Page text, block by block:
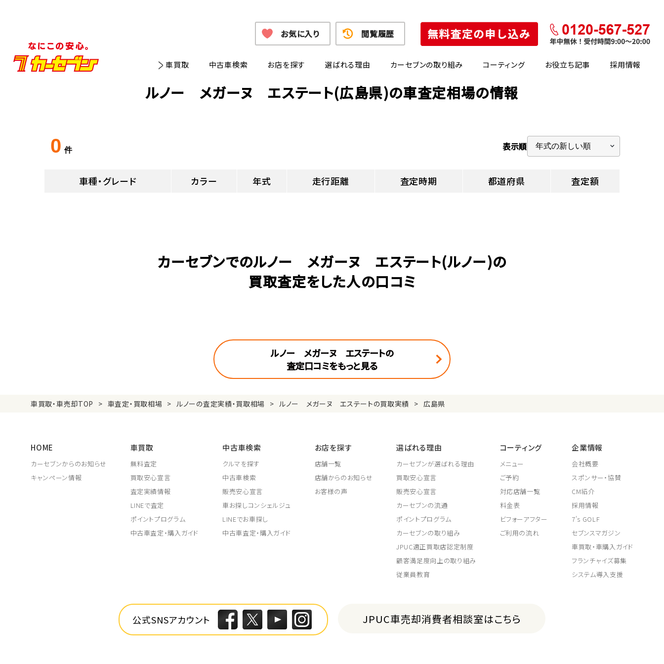
車買取 中古車検索 お店を探す 選ばれる理由 カーセブンの取り組み コーティング お役立ち記事 採用情報
お気に入り 閲覧履歴
ルノー メガーヌ エステート(広島県)の車査定相場の情報
0 件 表示順
車種・グレード カラー 年式 走行距離 査定時期 都道府県 査定額
カーセブンでのルノー メガーヌ エステート(ルノー)の
買取査定をした人の口コミ
ルノー メガーヌ エステートの
査定口コミをもっと見る
車買取・車売却TOP 車査定・買取相場 ルノーの査定実績・買取相場 ルノー メガーヌ エステートの買取実績 広島県
HOME
カーセブンからのお知らせ
キャンペーン情報
車買取
無料査定
買取安心宣言
査定実績情報
LINEで査定
ポイントプログラム
中古車査定・購入ガイド
中古車検索
クルマを探す
中古車検索
販売安心宣言
車お探しコンシェルジュ
LINEでお車探し
中古車査定・購入ガイド
お店を探す
店舗一覧
店舗からのお知らせ
お客様の声
選ばれる理由
カーセブンが選ばれる理由
買取安心宣言
販売安心宣言
カーセブンの流通
ポイントプログラム
カーセブンの取り組み
JPUC適正買取店認定制度
顧客満足度向上の取り組み
従業員教育
コーティング
メニュー
ご予約
対応店舗一覧
料金表
ビフォーアフター
ご利用の流れ
企業情報
会社概要
スポンサー・協賛
CM紹介
採用情報
7's GOLF
セブンスマガジン
車買取・車購入ガイド
フランチャイズ募集
システム導入支援
公式SNSアカウント JPUC車売却消費者相談室はこちら